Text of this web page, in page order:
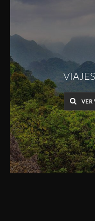
VIAJES
VER